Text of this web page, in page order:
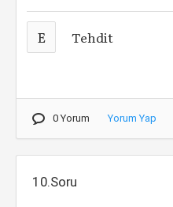
E Tehdit
0 Yorum Yorum Yap
10.Soru